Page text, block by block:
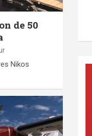
de 50
Nikos